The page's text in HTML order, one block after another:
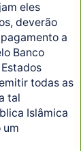
eles
deverão
a
Banco
todas as
tal
Islâmica
um